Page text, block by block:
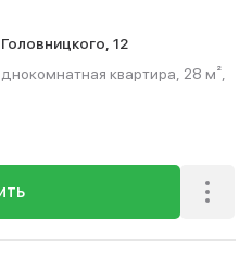
12
квартира, 28 м²,